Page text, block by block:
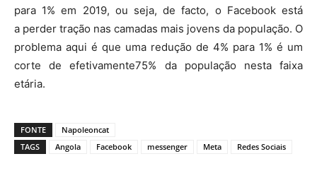
para 1% em 2019, ou seja, de facto, o Facebook está
a perder tração nas camadas mais jovens da população. O
problema aqui é que uma redução de 4% para 1% é um
corte de efetivamente75% da população nesta faixa
etária.
FONTE
Napoleoncat
TAGS
Angola Facebook messenger Meta Redes Sociais